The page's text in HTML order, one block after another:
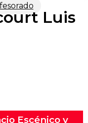
Luis
Escénico y